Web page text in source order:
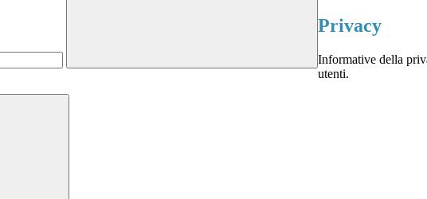
Privacy
Informative della
utenti.